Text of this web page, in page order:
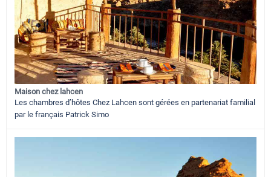
Maison chez lahcen
Les chambres d’hôtes Chez Lahcen sont gérées en partenariat familial
par le français Patrick Simo